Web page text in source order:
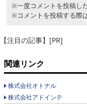
※一度コメントを投稿し
※コメントを投稿する際
【注目の記事】[PR]
関連リンク
株式会社オトナル
株式会社アドインテ